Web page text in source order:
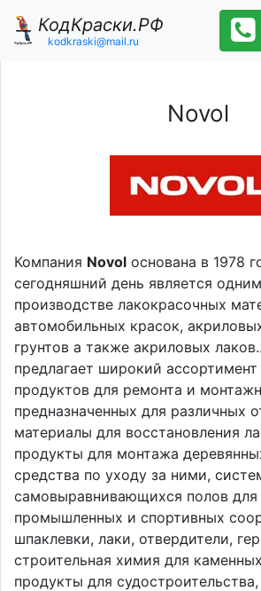
КодКраски.РФ
kodkraski@mail.ru
Novol
Компания Novol основана в 1978
сегодняшний день является
производстве лакокрасочных
автомобильных красок,
грунтов а также акриловых
предлагает широкий
продуктов для ремонта и
предназначенных для различных
материалы для восстановления
продукты для монтажа
средства по уходу за ними,
самовыравнивающихся полов для
промышленных и спортивных
шпаклевки, лаки, отвердители,
строительная химия для
продукты для